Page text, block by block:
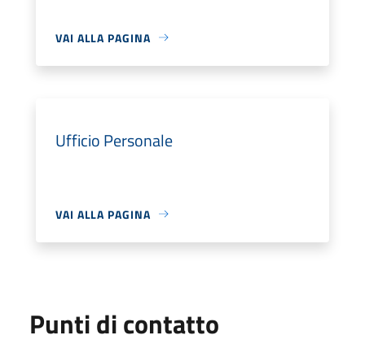
VAI ALLA PAGINA
Ufficio Personale
VAI ALLA PAGINA
Punti di contatto